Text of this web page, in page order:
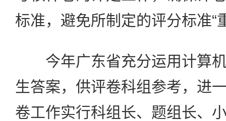
标准，避免所制定的评分标准“
今年广东省充分运用计算机
生答案，供评卷科组参考，进
卷工作实行科组长、题组长、